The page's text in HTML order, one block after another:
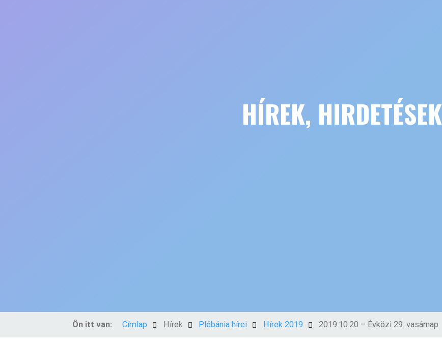
HÍREK, HIRDETÉSEK
Ön itt van: Címlap Hírek Plébánia hírei Hírek 2019 2019.10.20 – Évközi 29. vasárnap